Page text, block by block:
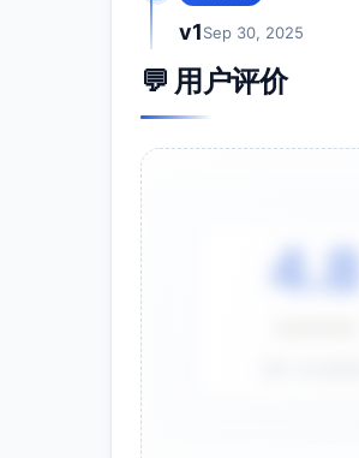
v1Sep 30, 2025
💬 用户评价
4.8